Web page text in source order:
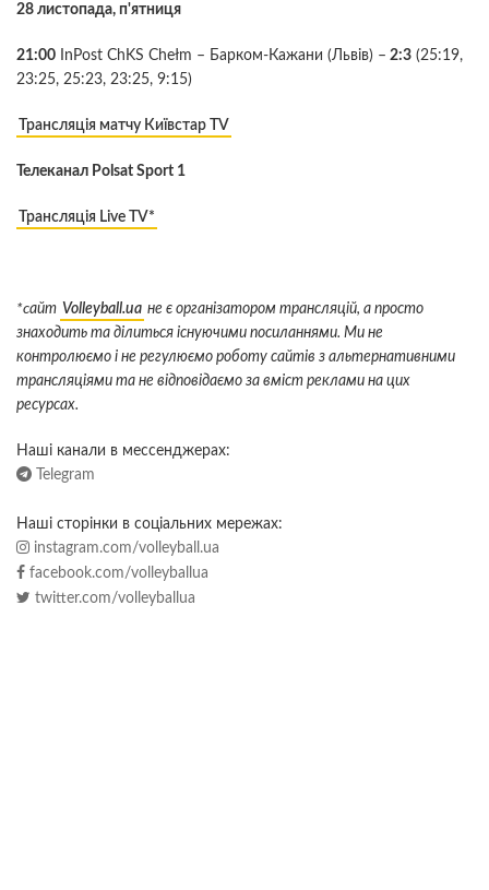
28 листопада, п'ятниця
21:00 InPost ChKS Chełm – Барком-Кажани (Львів) – 2:3 (25:19,
23:25, 25:23, 23:25, 9:15)
Трансляція матчу Київстар TV
Телеканал Polsat Sport 1
Трансляція Live TV*
*cайт Volleyball.ua не є організатором трансляцій, а просто
знаходить та ділиться існуючими посиланнями. Ми не
контролюємо і не регулюємо роботу сайтів з альтернативними
трансляціями та не відповідаємо за вміст реклами на цих
ресурсах.
Наші канали в мессенджерах:
Telegram
Наші сторінки в соціальних мережах:
instagram.com/volleyball.ua
facebook.com/volleyballua
twitter.com/volleyballua